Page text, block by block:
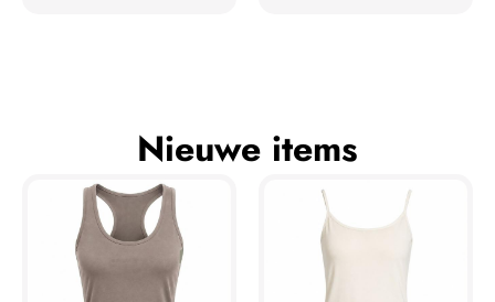
Nieuwe items